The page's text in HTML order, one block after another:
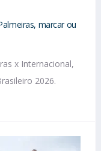
marcar ou
x Internacional,
2026.